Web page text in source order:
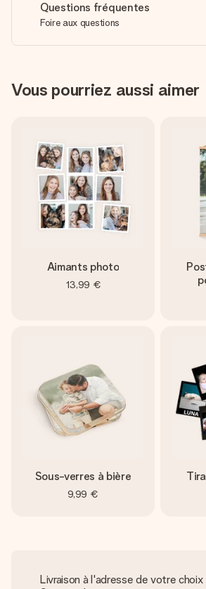
Questions fréquentes
Foire aux questions
Vous pourriez aussi aimer
Aimants photo
13,99 €
Sous-verres à bière
9,99 €
Livraison à l'adresse de votre choix